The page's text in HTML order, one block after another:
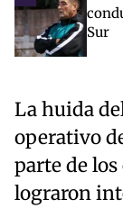
Sur
La huida
operativo
parte de
lograron